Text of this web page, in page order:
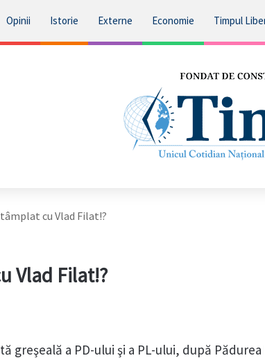
Opinii Istorie Externe Economie Timpul
cu Vlad Filat!?
Vlad Filat!?
greşeală a PD-ului şi a PL-ului, după